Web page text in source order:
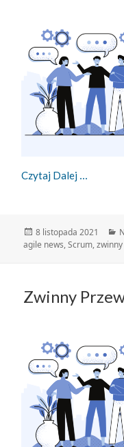
Czytaj Dalej
Data
publikacji
8 listopada 2021
agile news,Scrum,
Zwinny